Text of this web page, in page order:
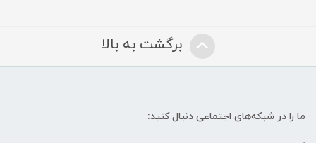
برگشت به بالا
ما را در شبکه‌های اجتماعی دنبال کنید: